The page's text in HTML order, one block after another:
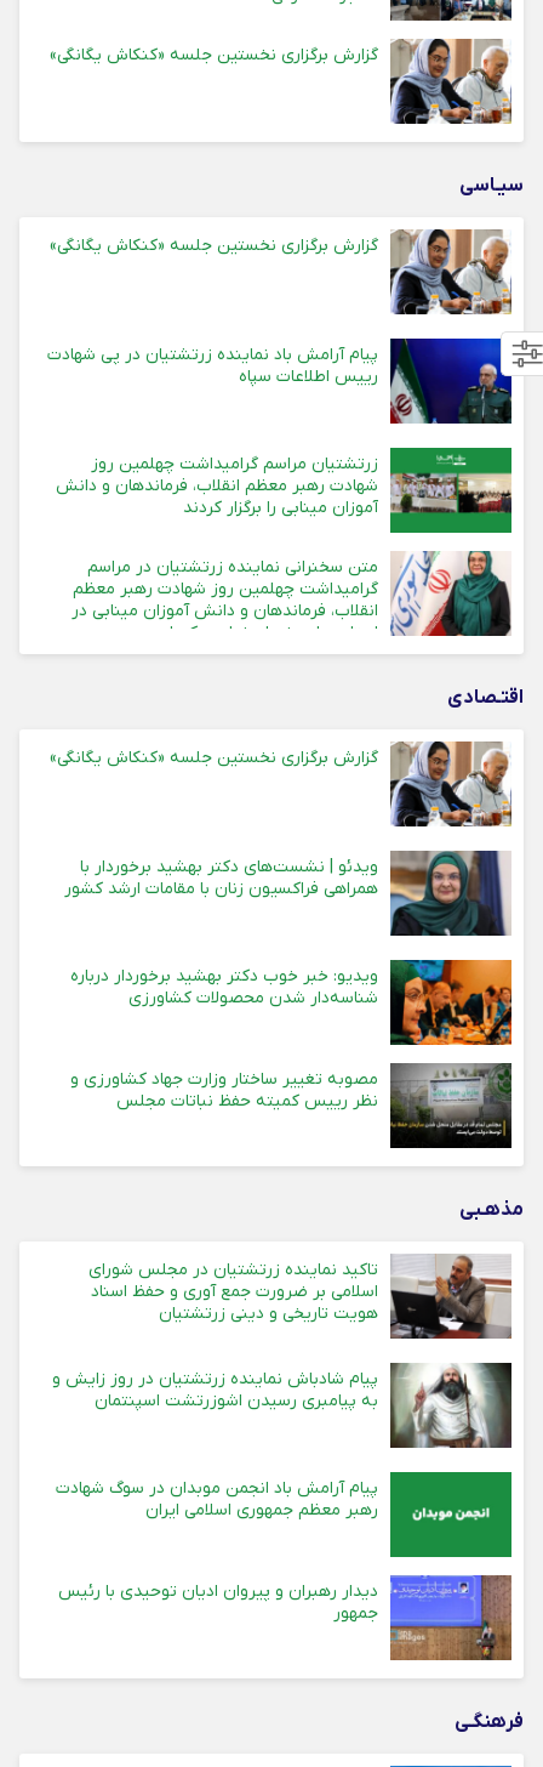
گزارش برگزاری نخستین جلسه «کنکاش یگانگی»
سیـاسی
گزارش برگزاری نخستین جلسه «کنکاش یگانگی»
پیام آرامش باد نماینده زرتشتیان در پی شهادت
رییس اطلاعات سپاه
زرتشتیان مراسم گرامیداشت چهلمین روز
شهادت رهبر معظم انقلاب، فرماندهان و دانش
آموزان مینابی را برگزار کردند
متن سخنرانی نماینده زرتشتیان در مراسم
گرامیداشت چهلمین روز شهادت رهبر معظم
انقلاب، فرماندهان و دانش آموزان مینابی در
استان های یزد، اصفهان و کرمان
اقتـصادی
گزارش برگزاری نخستین جلسه «کنکاش یگانگی»
ویدئو | نشست‌های دکتر بهشید برخوردار با
همراهی فراکسیون زنان با مقامات ارشد کشور
ویدیو: خبر خوب دکتر بهشید برخوردار درباره
شناسه‌دار شدن محصولات کشاورزی
مصوبه تغییر ساختار وزارت جهاد کشاورزی و
نظر رییس کمیته حفظ نباتات مجلس
مذهـبی
تاکید نماینده زرتشتیان در مجلس شورای
اسلامی بر ضرورت جمع آوری و حفظ اسناد
هویت تاریخی و دینی زرتشتیان
پیام شادباش نماینده زرتشتیان در روز زایش و
به پیامبری رسیدن اشوزرتشت اسپنتمان
پیام آرامش باد انجمن موبدان در سوگ شهادت
رهبر معظم جمهوری اسلامی ایران
دیدار رهبران و پیروان ادیان توحیدی با رئیس
جمهور
فرهنگـی